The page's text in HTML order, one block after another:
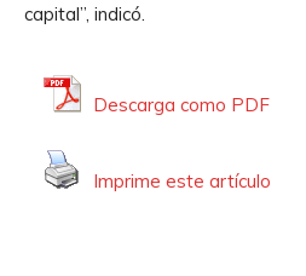
capital”, indicó.
Descarga como PDF
Imprime este artículo